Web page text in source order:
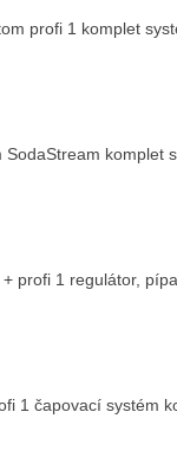
profi 1 komplet
SodaStream komplet
profi 1 regulátor,
1 čapovací systém